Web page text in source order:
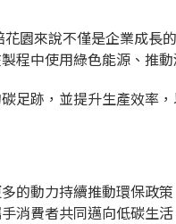
園來說不僅是企業成
程中使用綠色能源、推
足跡，並提升生產效率
的動力持續推動環保政
消費者共同邁向低碳生